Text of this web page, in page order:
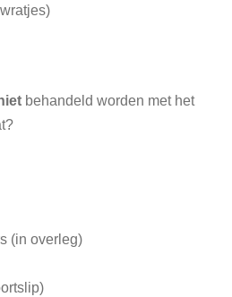
behandeld worden met het
(in overleg)